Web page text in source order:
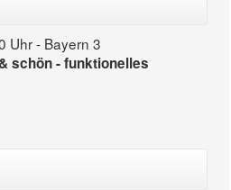
Uhr - Bayern 3
schön - funktionelles